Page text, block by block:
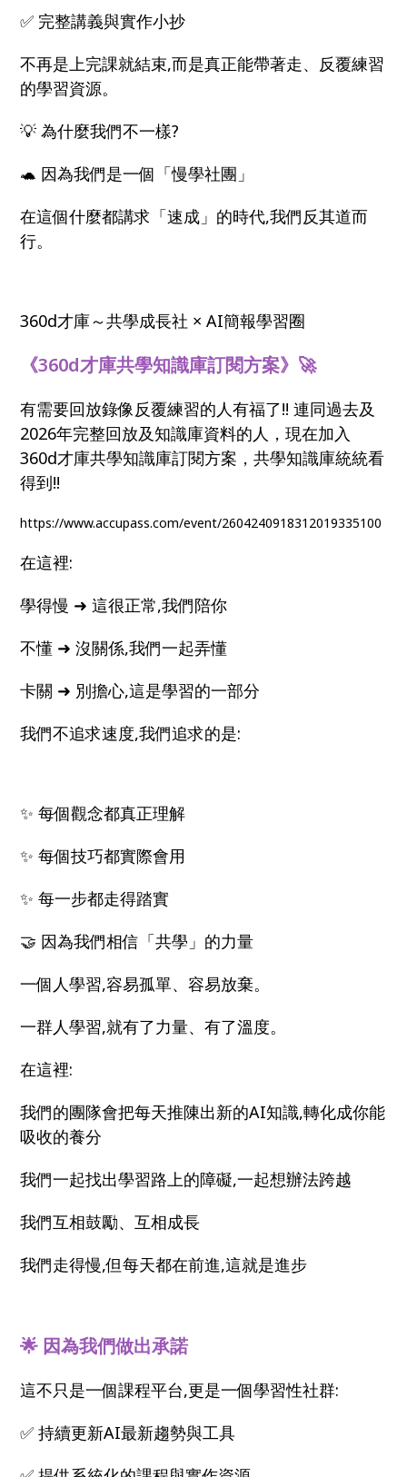
✅ 完整講義與實作小抄
不再是上完課就結束,而是真正能帶著走、反覆練習
的學習資源。
💡 為什麼我們不一樣?
🐢 因為我們是一個「慢學社團」
在這個什麼都講求「速成」的時代,我們反其道而
行。
360d才庫～共學成長社 × AI簡報學習圈
《360d才庫共學知識庫訂閱方案》🚀
有需要回放錄像反覆練習的人有福了!! 連同過去及
2026年完整回放及知識庫資料的人，現在加入
360d才庫共學知識庫訂閱方案，共學知識庫統統看
得到!!
https://www.accupass.com/event/2604240918312019335100
在這裡:
學得慢 ➜ 這很正常,我們陪你
不懂 ➜ 沒關係,我們一起弄懂
卡關 ➜ 別擔心,這是學習的一部分
我們不追求速度,我們追求的是:
✨ 每個觀念都真正理解
✨ 每個技巧都實際會用
✨ 每一步都走得踏實
🤝 因為我們相信「共學」的力量
一個人學習,容易孤單、容易放棄。
一群人學習,就有了力量、有了溫度。
在這裡:
我們的團隊會把每天推陳出新的AI知識,轉化成你能
吸收的養分
我們一起找出學習路上的障礙,一起想辦法跨越
我們互相鼓勵、互相成長
我們走得慢,但每天都在前進,這就是進步
🌟 因為我們做出承諾
這不只是一個課程平台,更是一個學習性社群:
✅ 持續更新AI最新趨勢與工具